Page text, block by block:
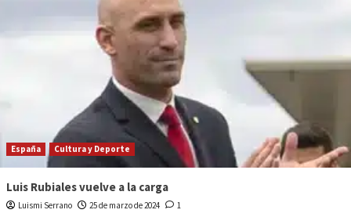
España Cultura y Deporte
Luis Rubiales vuelve a la carga
Luismi Serrano 25 de marzo de 2024 1